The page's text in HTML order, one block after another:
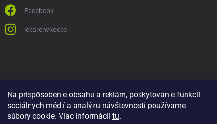
Na prispôsobenie obsahu a reklám, poskytovanie funkcií
sociálnych médií a analýzu návštevnosti používame
súbory cookie. Viac informácií tu.
Facebook
lekarenvkocke